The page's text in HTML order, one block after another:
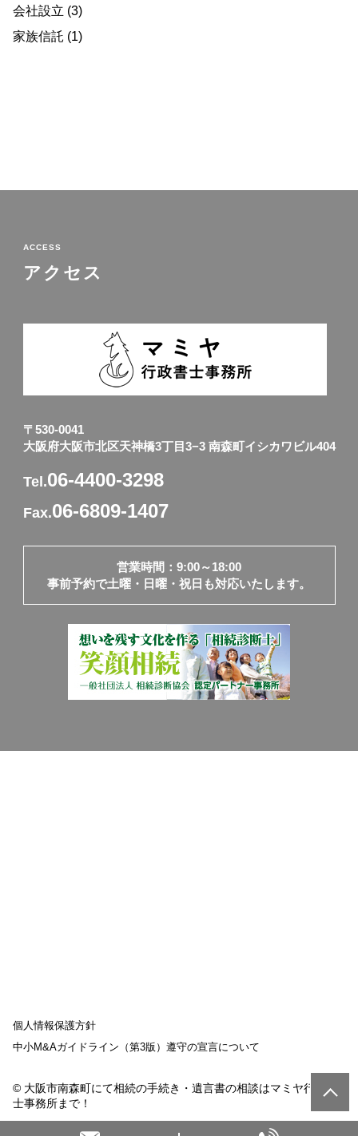
会社設立 (3)
家族信託 (1)
ACCESS
アクセス
〒530-0041
大阪府大阪市北区天神橋3丁目3−3 南森町イシカワビル404
Tel.06-4400-3298
Fax.06-6809-1407
営業時間：9:00～18:00
事前予約で土曜・日曜・祝日も対応いたします。
個人情報保護方針
中小M&Aガイドライン（第3版）遵守の宣言について
© 大阪市南森町にて相続の手続き・遺言書の相談はマミヤ行政書
士事務所まで！